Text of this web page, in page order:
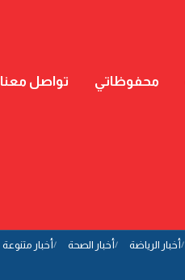
محفوظاتي تواصل معنا
أخبار الرياضة أخبار الصحة أخبار متنوعة